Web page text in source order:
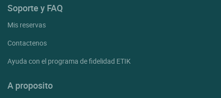
Soporte y FAQ
Mis reservas
Contactenos
Ayuda con el programa de fidelidad ETIK
A proposito